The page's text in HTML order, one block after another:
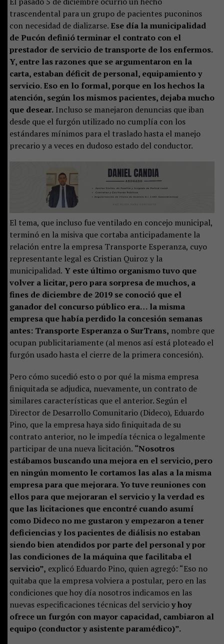
trascendental para un grupo de pacientes puconinos
con necesidad de dializarse. Ese día la municipalidad
de Pucón definió terminar el contrato con el
prestador de servicio de transporte de los enfermos.
Y, entre las razones que se argumentaron en la
carta, estaban déficit de personal, equipamiento y
servicio. Eso en lo formal, porque en los hechos la
atención, según los mismos pacientes, dejaba mucho
que desear.Incluso se manejaron denuncias que iban
desde que el furgón utilizado no cumplía con los
estándares mínimos para el traslado hasta el manejo
precario y a veces en dudoso estado del conductor.
El tema, que incluso fue ventilado en concejo municipal,
terminó en la misiva que cortaba anticipadamente la
relación entre la empresa Transporte Esperanza, cuyo
representante legal es Cristian Quiroz y la
municipalidad. Y este último organismo tuvo que
volver a licitar, pero para sorpresa de muchos, a
fines de diciembre de 2019 se conoció que el
ganador del concurso público era… la misma
empresa que había perdido la concesión semanas
antes: Transporte Esperanza o SurTrans, nombre que
ocupan publicitariamente (al menos así está ploteado el
furgón usado hasta el cierre de la primera concesión).
Pero cómo sucedió esto o por qué la misma empresa
finiquitada se adjudica, nuevamente, un contrato de
similares características que el anterior. Según el
Director de Desarrollo Comunitario (Dideco), Eduardo
Pino, que la empresa haya sido finiquitada de su
contrato anterior, no le impedía técnica o legalmente
participar de una nueva licitación. “Nosotros
estábamos buscando una mejora en el servicio, pero
en ningún momento le cortamos las alas a la misma
empresa para que mejorara. Yo tuve reuniones con
ellos para que mejoraran el servicio y la verdad es
que las licitaciones que encontré cuando asumí
como Dideco no me gustaron y empezaron a tener
deficiencias y los pacientes de diálisis no estaban
siendo bien atendidos por parte del personal y por
las condiciones de la máquina que facilitaba el
servicio”, explicó Eduardo Pino, quien agregó: “Eso no
quitaba que la empresa volviera a postular, pero en las
condiciones que hoy día nosotros indicamos en las
nuevas especificaciones técnicas del servicioy hoy
ofrece un furgón con mayor capacidad, cambiaron al
equipo (conductor y asistente paramédico)”.